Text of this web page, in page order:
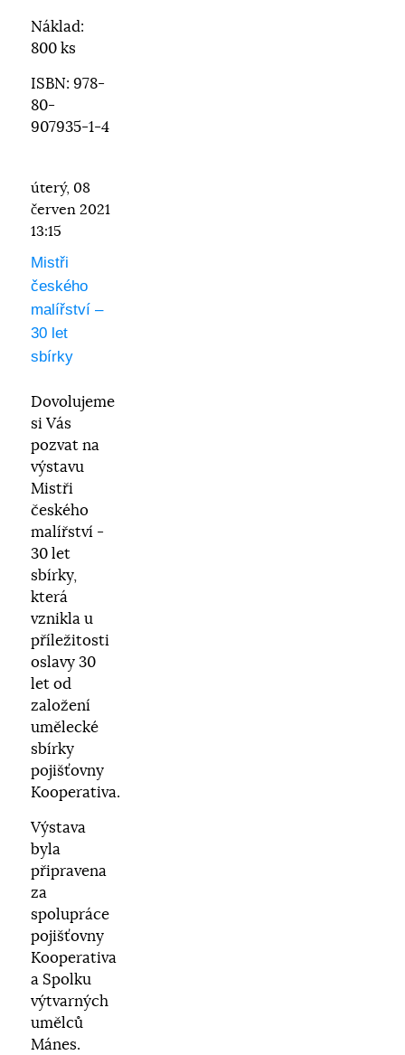
Náklad:
800 ks
ISBN: 978-
80-
907935-1-4
úterý, 08
červen 2021
13:15
Mistři
českého
malířství –
30 let
sbírky
Dovolujeme
si Vás
pozvat na
výstavu
Mistři
českého
malířství -
30 let
sbírky,
která
vznikla u
příležitosti
oslavy 30
let od
založení
umělecké
sbírky
pojišťovny
Kooperativa.
Výstava
byla
připravena
za
spolupráce
pojišťovny
Kooperativa
a Spolku
výtvarných
umělců
Mánes.